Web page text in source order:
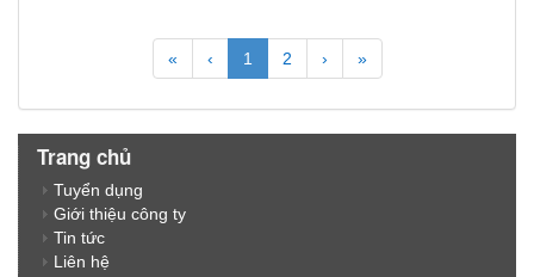
« ‹ 1 2 › »
Trang chủ
Tuyển dụng
Giới thiệu công ty
Tin tức
Liên hệ